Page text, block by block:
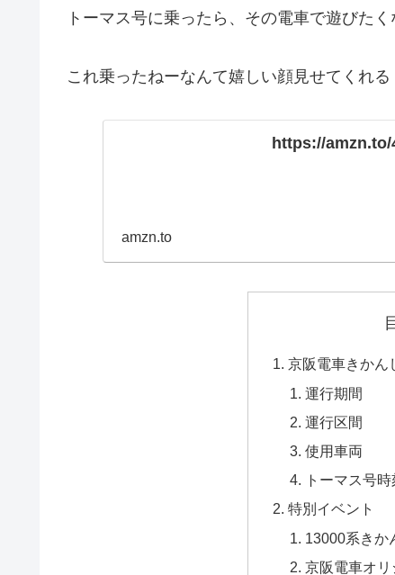
トーマス号に乗ったら、その電車で遊びたく
これ乗ったねーなんて嬉しい顔見せてくれる
https://
amzn.to
京阪電車きかん
運行期間
運行区間
使用車両
トーマス号
特別イベント
13000系きか
京阪電車オ